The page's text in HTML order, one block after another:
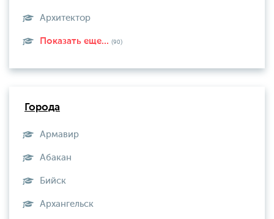
Архитектор
Показать еще... (90)
Города
Армавир
Абакан
Бийск
Архангельск